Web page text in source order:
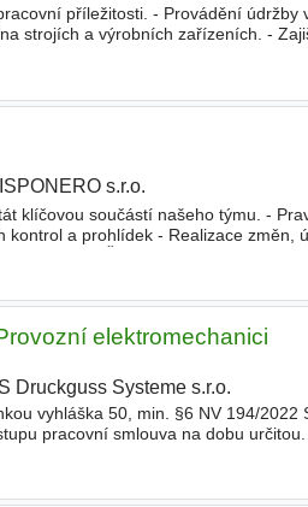
příležitosti. - Provádění údržby
strojích a výrobních zařízeních. -
s.r.o.
klíčovou součástí našeho týmu. -
a prohlídek - Realizace změn,
elektromechanici
Druckguss Systeme s.r.o.
vyhláška 50, min. §6 NV 194/2022
pracovní smlouva na dobu